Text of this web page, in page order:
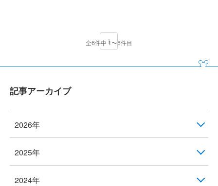
1
全6件中 1〜6件目
記事アーカイブ
2026年
2025年
2024年